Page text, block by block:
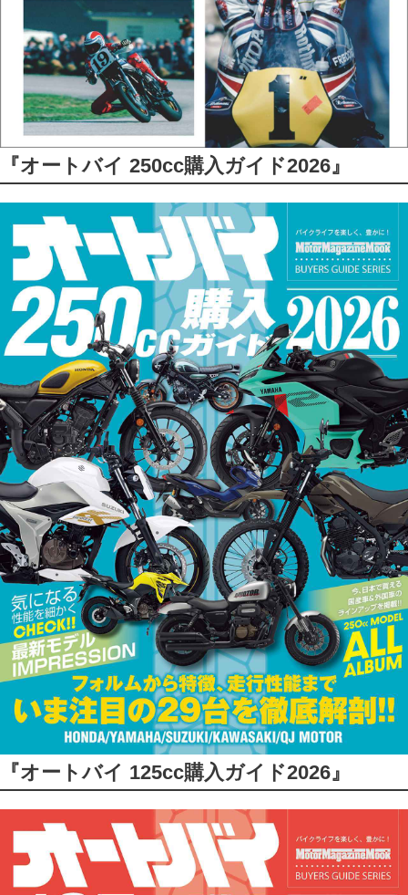
『オートバイ 250cc購入ガイド2026』
『オートバイ 125cc購入ガイド2026』